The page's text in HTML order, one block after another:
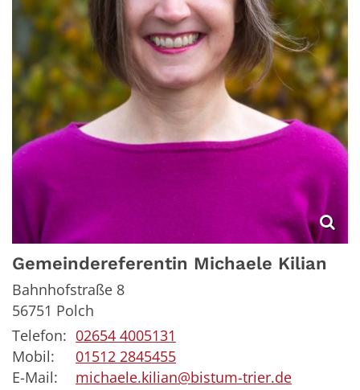
Gemeindereferentin Michaele Kilian
Bahnhofstraße 8
56751 Polch
Telefon: 02654 4005131
Mobil:
01512 2845455
E-Mail:
michaele.kilian@bistum-trier.de